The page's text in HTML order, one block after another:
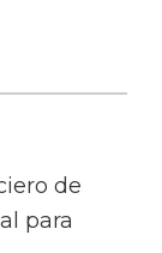
de
para